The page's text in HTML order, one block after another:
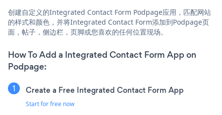
创建自定义的Integrated Contact Form Podpage应用，匹配网站
的样式和颜色，并将Integrated Contact Form添加到Podpage页
面，帖子，侧边栏，页脚或您喜欢的任何位置现场。
How To Add a Integrated Contact Form App on
Podpage:
Create a Free Integrated Contact Form App
Start for free now